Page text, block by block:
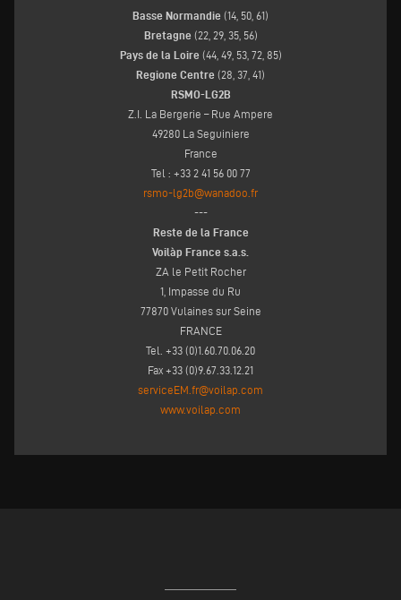
Basse Normandie (14, 50, 61)
Bretagne (22, 29, 35, 56)
Pays de la Loire (44, 49, 53, 72, 85)
Regione Centre (28, 37, 41)
RSMO-LG2B
Z.I. La Bergerie – Rue Ampere
49280 La Seguiniere
France
Tel : +33 2 41 56 00 77
rsmo-lg2b@wanadoo.fr
---
Reste de la France
Voilàp France s.a.s.
ZA le Petit Rocher
1, Impasse du Ru
77870 Vulaines sur Seine
FRANCE
Tel. +33 (0)1.60.70.06.20
Fax +33 (0)9.67.33.12.21
serviceEM.fr@voilap.com
www.voilap.com